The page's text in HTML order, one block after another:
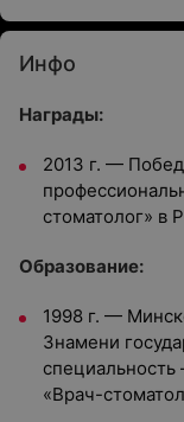
Инфо
Награды:
2013 г. —
стоматолог» в
Образование:
1998 г. —
Знамени
«Врач-